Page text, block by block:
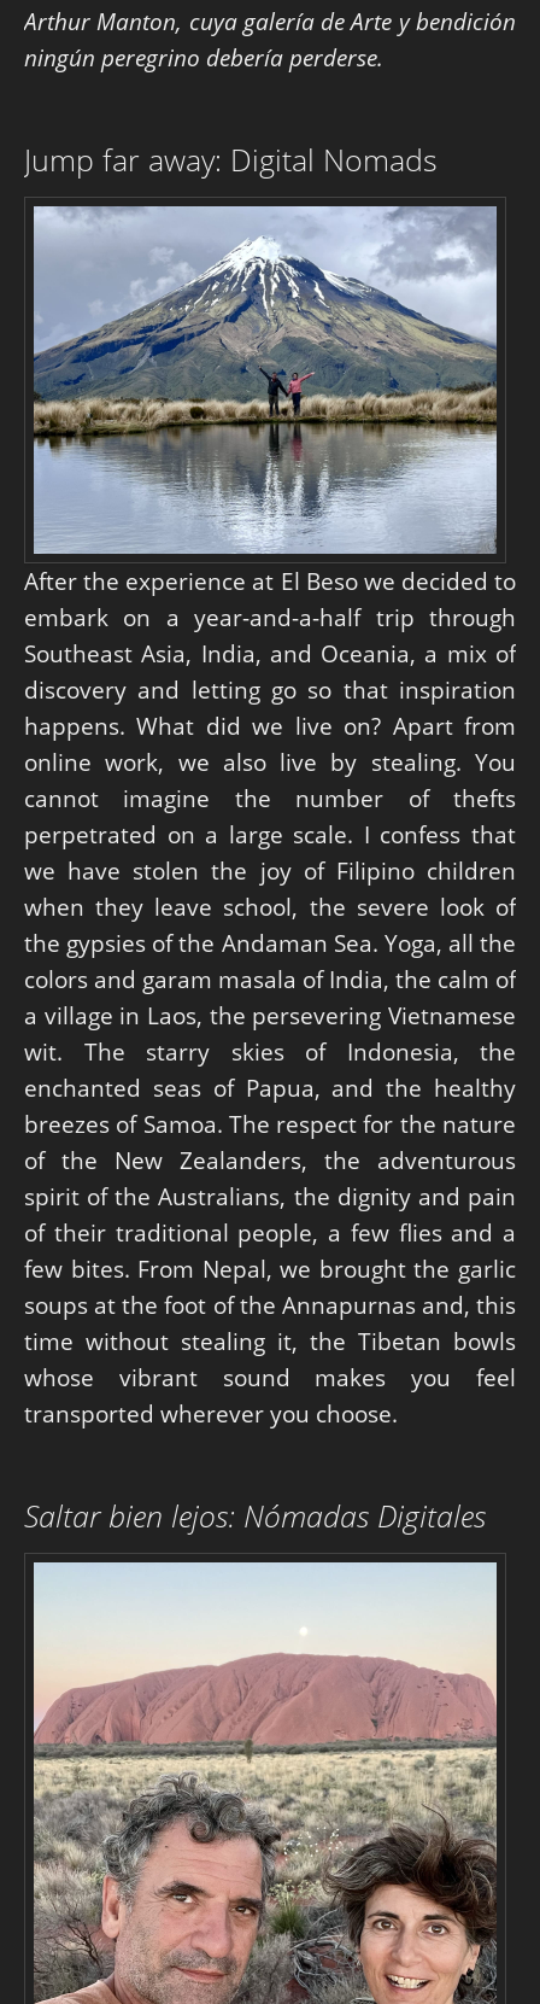
Arthur Manton, cuya galería de Arte y bendición
ningún peregrino debería perderse.
Jump far away: Digital Nomads
After the experience at El Beso we decided to
embark on a year-and-a-half trip through
Southeast Asia, India, and Oceania, a mix of
discovery and letting go so that inspiration
happens. What did we live on? Apart from
online work, we also live by stealing. You
cannot imagine the number of thefts
perpetrated on a large scale. I confess that
we have stolen the joy of Filipino children
when they leave school, the severe look of
the gypsies of the Andaman Sea. Yoga, all the
colors and garam masala of India, the calm of
a village in Laos, the persevering Vietnamese
wit. The starry skies of Indonesia, the
enchanted seas of Papua, and the healthy
breezes of Samoa. The respect for the nature
of the New Zealanders, the adventurous
spirit of the Australians, the dignity and pain
of their traditional people, a few flies and a
few bites. From Nepal, we brought the garlic
soups at the foot of the Annapurnas and, this
time without stealing it, the Tibetan bowls
whose vibrant sound makes you feel
transported wherever you choose.
Saltar bien lejos: Nómadas Digitales